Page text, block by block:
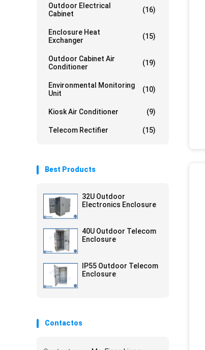
Outdoor Electrical
Cabinet
(16)
Enclosure Heat
Exchanger
(15)
Outdoor Cabinet Air
Conditioner
(19)
Environmental Monitoring
Unit
(10)
Kiosk Air Conditioner (9)
Telecom Rectifier (15)
Best Products
32U Outdoor
Electronics Enclosure
40U Outdoor Telecom
Enclosure
IP55 Outdoor Telecom
Enclosure
Contactos